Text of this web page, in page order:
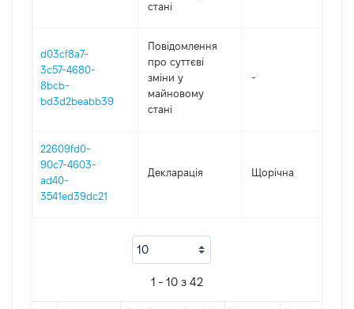
стані
d03cf8a7-
3c57-4680-
8bcb-
bd3d2beabb39
Повідомлення
про суттєві
зміни y
майновому
стані
-
22609fd0-
90c7-4603-
ad40-
3541ed39dc21
Декларація Щорічна
1 - 10 з 42